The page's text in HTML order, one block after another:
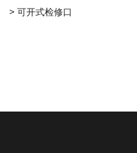
> 可开式检修口